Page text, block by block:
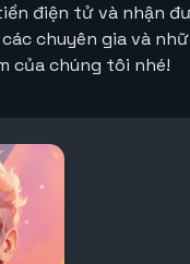
điện tử và nhận
chuyên gia và
của chúng tôi nhé!